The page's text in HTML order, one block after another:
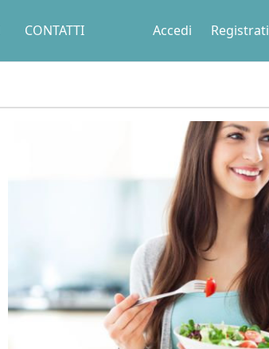
CONTATTI Accedi Registrati